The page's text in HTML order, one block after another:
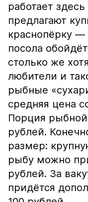
работает
предлагают
краснопёрку —
посола
столько же
любители и
рыбные
средняя цена
Порция рыбной
рублей.
размер:
рыбу можно
рублей. За
придётся